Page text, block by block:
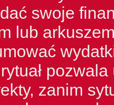
swoje
lub
zanim